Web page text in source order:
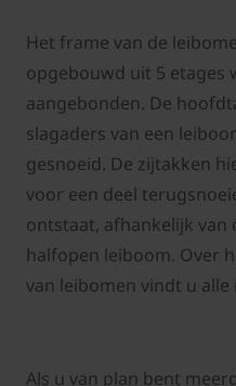
Het frame van de
opgebouwd uit 5 etages
aangebonden. De
slagaders van een
gesnoeid. De zijtakken
voor een deel
ontstaat, afhankelijk van
halfopen leiboom. Over
van leibomen vindt u
Als u van plan bent